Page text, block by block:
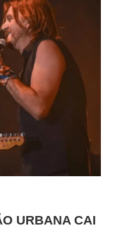
URBANA CAI